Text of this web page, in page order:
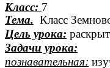
Класс: 7
Тема. Класс
Цель урока:
Задачи урока:
познавательная: